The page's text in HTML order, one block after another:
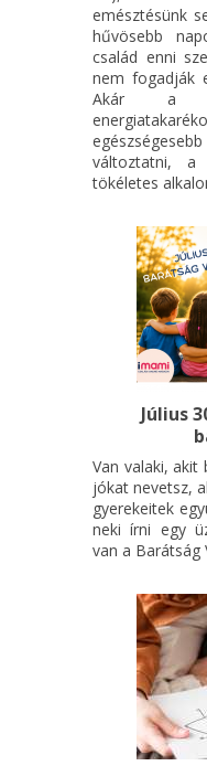
emésztésünk
hűvösebb
család enni
nem fogadják
Akár a
változtatni,
tökéletes
Július
Van valaki, akit
jókat nevetsz,
gyerekeitek
neki írni egy
van a Barátság